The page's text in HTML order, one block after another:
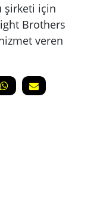
şirketi için
Brothers
veren